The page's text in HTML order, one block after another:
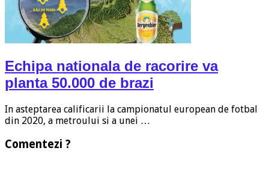
Echipa nationala de racorire va
planta 50.000 de brazi
In asteptarea calificarii la campionatul european de fotbal
din 2020, a metroului si a unei …
Comentezi ?